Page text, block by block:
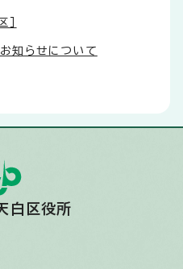
知らせについて
白区役所